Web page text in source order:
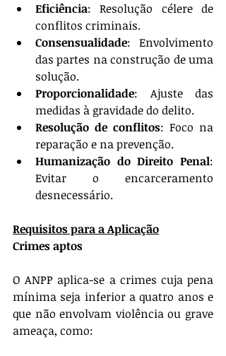
Eficiência: Resolução célere de
conflitos criminais.
Consensualidade: Envolvimento
das partes na construção de uma
solução.
Proporcionalidade: Ajuste das
medidas à gravidade do delito.
Resolução de conflitos: Foco na
reparação e na prevenção.
Humanização do Direito Penal:
Evitar o encarceramento
desnecessário.
Requisitos para a Aplicação
Crimes aptos
O ANPP aplica-se a crimes cuja pena
mínima seja inferior a quatro anos e
que não envolvam violência ou grave
ameaça, como: